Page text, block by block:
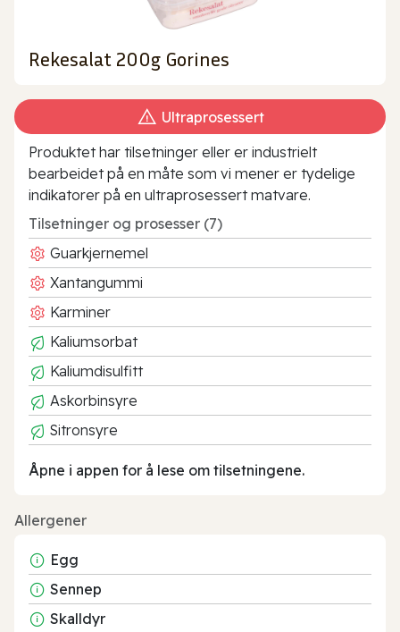
Rekesalat 200g Gorines
Ultraprosessert
Produktet har tilsetninger eller er industrielt
bearbeidet på en måte som vi mener er tydelige
indikatorer på en ultraprosessert matvare.
Tilsetninger og prosesser (7)
Guarkjernemel
Xantangummi
Karminer
Kaliumsorbat
Kaliumdisulfitt
Askorbinsyre
Sitronsyre
Åpne i appen for å lese om tilsetningene.
Allergener
Egg
Sennep
Skalldyr